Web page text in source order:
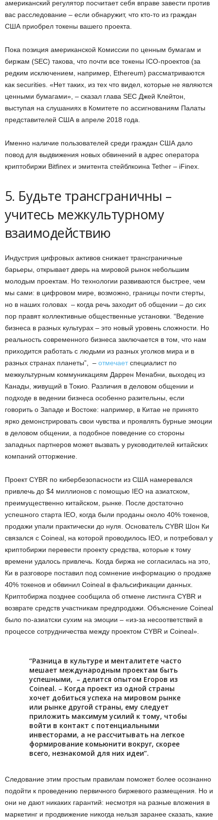
американский регулятор посчитает себя вправе завести против
вас расследование – если обнаружит, что кто-то из граждан
США приобрел токены вашего проекта.
Пока позиция американской Комиссии по ценным бумагам и
биржам (SEC) такова, что почти все токены ICO-проектов (за
редким исключением, например, Ethereum) рассматриваются
как securities. «Нет таких, из тех что видел, которые не являются
ценными бумагами», – сказал глава SEC Джей Клейтон,
выступая на слушаниях в Комитете по ассигнованиям Палаты
представителей США в апреле 2018 года.
Именно наличие пользователей среди граждан США дало
повод для выдвижения новых обвинений в адрес оператора
криптобиржи Bitfinex и эмитента стейблкоина Tether – iFinex.
5. Будьте трансграничны –
учитесь межкультурному
взаимодействию
Индустрия цифровых активов снижает трансграничные
барьеры, открывает дверь на мировой рынок небольшим
молодым проектам. Но технологии развиваются быстрее, чем
мы сами: в цифровом мире, возможно, границы почти стерты,
но в наших головах – когда речь заходит об общении – до сих
пор правят коллективные общественные установки. “Ведение
бизнеса в разных культурах – это новый уровень сложности. Но
реальность современного бизнеса заключается в том, что нам
приходится работать с людьми из разных уголков мира и в
разных странах планеты”, – отмечаетспециалист по
межкультурным коммуникациям Даррен Менабни, выходец из
Канады, живущий в Токио. Различия в деловом общении и
подходе в ведении бизнеса особенно разительны, если
говорить о Западе и Востоке: например, в Китае не принято
ярко демонстрировать свои чувства и проявлять бурные эмоции
в деловом общении, а подобное поведение со стороны
западных партнеров может вызвать у руководителей китайских
компаний отторжение.
Проект CYBR по кибербезопасности из США намеревался
привлечь до $4 миллионов с помощью IEO на азиатском,
преимущественно китайском, рынке. После достаточно
успешного старта IEO, когда были проданы около 40% токенов,
продажи упали практически до нуля. Основатель CYBR Шон Ки
связался с Coineal, на которой проводилось IEO, и потребовал у
криптобиржи перевести проекту средства, которые к тому
времени удалось привлечь. Когда биржа не согласилась на это,
Ки в разговоре поставил под сомнение информацию о продаже
40% токенов и обвинил Coineal в фальсификации данных.
Криптобиржа позднее сообщила об отмене листинга CYBR и
возврате средств участникам предпродажи. Объяснение Coineal
было по-азиатски сухим на эмоции – «из-за несоответствий в
процессе сотрудничества между проектом CYBR и Coineal».
“Разница в культуре и менталитете часто
мешает международным проектам быть
успешными, – делится опытом Егоров из
Coineal. – Когда проект из одной страны
хочет добиться успеха на мировом рынке
или рынке другой страны, ему следует
приложить максимум усилий к тому, чтобы
войти в контакт с потенциальными
инвесторами, а не рассчитывать на легкое
формирование комьюнити вокруг, скорее
всего, незнакомой для них идеи”.
Следование этим простым правилам поможет более осознанно
подойти к проведению первичного биржевого размещения. Но и
они не дают никаких гарантий: несмотря на разные вложения в
маркетинг и продвижение никогда нельзя заранее сказать, какие